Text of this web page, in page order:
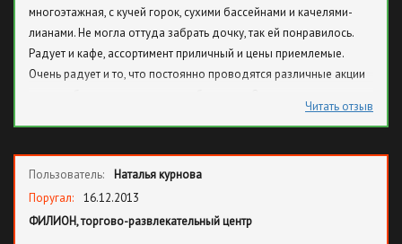
многоэтажная, с кучей горок, сухими бассейнами и качелями-
лианами. Не могла оттуда забрать дочку, так ей понравилось.
Радует и кафе, ассортимент приличный и цены приемлемые.
Очень радует и то, что постоянно проводятся различные акции
Читать отзыв
Пользователь:
Наталья курнова
Поругал:
16.12.2013
ФИЛИОН, торгово-развлекательный центр